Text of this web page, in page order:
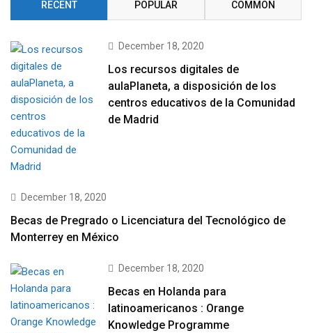
RECENT POPULAR COMMON
December 18, 2020
Los recursos digitales de
aulaPlaneta, a disposición de los
centros educativos de la Comunidad
de Madrid
December 18, 2020
Becas de Pregrado o Licenciatura del Tecnológico de
Monterrey en México
December 18, 2020
Becas en Holanda para
latinoamericanos : Orange
Knowledge Programme